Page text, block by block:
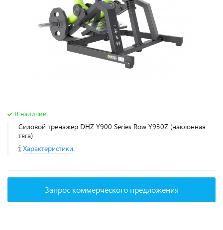
В наличии
Силовой тренажер DHZ Y900 Series Row Y930Z (наклонная
тяга)
Характеристики
Запрос коммерческого предложения